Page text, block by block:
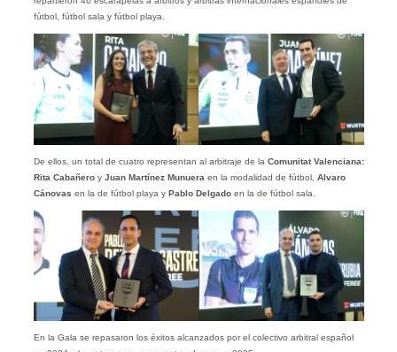
fútbol, fútbol sala y fútbol playa.
De ellos, un total de cuatro representan al arbitraje de la Comunitat Valenciana:
Rita Cabañero y Juan Martínez Munueraen la modalidad de fútbol, Alvaro
Cánovas en la de fútbol playa y Pablo Delgadoen la de fútbol sala.
En la Gala se repasaron los éxitos alcanzados por el colectivo arbitral español